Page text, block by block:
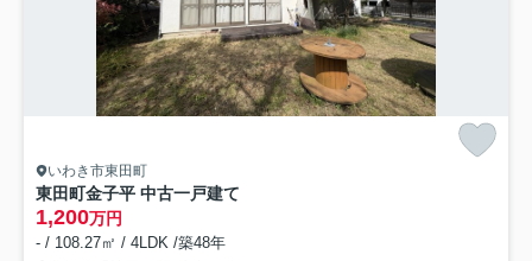
いわき市東田町
東田町金子平 中古一戸建て
1,200万円
- / 108.27㎡ / 4LDK /築48年